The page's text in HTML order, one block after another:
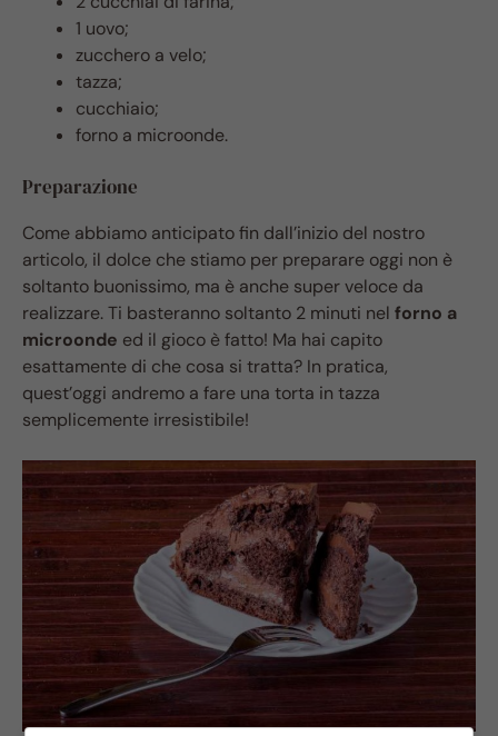
1 uovo;
zucchero a velo;
tazza;
cucchiaio;
forno a microonde.
Preparazione
Come abbiamo anticipato fin dall’inizio del nostro
articolo, il dolce che stiamo per preparare oggi non è
soltanto buonissimo, ma è anche super veloce da
realizzare. Ti basteranno soltanto 2 minuti nel forno a
microonde ed il gioco è fatto! Ma hai capito
esattamente di che cosa si tratta? In pratica,
quest’oggi andremo a fare una torta in tazza
semplicemente irresistibile!